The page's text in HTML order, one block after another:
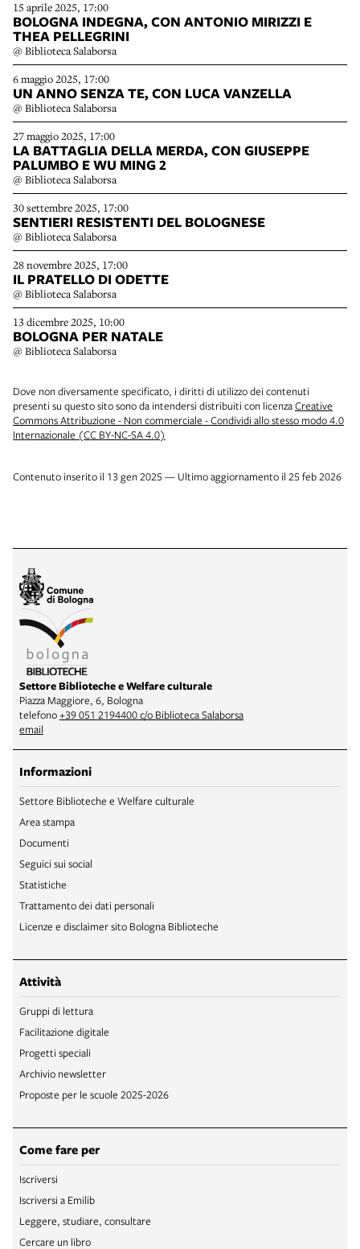
15 aprile 2025, 17:00
BOLOGNA INDEGNA, CON ANTONIO MIRIZZI E
THEA PELLEGRINI
@ Biblioteca Salaborsa
6 maggio 2025, 17:00
UN ANNO SENZA TE, CON LUCA VANZELLA
@ Biblioteca Salaborsa
27 maggio 2025, 17:00
LA BATTAGLIA DELLA MERDA, CON GIUSEPPE
PALUMBO E WU MING 2
@ Biblioteca Salaborsa
30 settembre 2025, 17:00
SENTIERI RESISTENTI DEL BOLOGNESE
@ Biblioteca Salaborsa
28 novembre 2025, 17:00
IL PRATELLO DI ODETTE
@ Biblioteca Salaborsa
13 dicembre 2025, 10:00
BOLOGNA PER NATALE
@ Biblioteca Salaborsa
Dove non diversamente specificato, i diritti di utilizzo dei contenuti
presenti su questo sito sono da intendersi distribuiti con licenzaCreative
Commons Attribuzione - Non commerciale - Condividi allo stesso modo 4.0
Internazionale (CC BY-NC-SA 4.0)
Contenuto inserito il 13 gen 2025 — Ultimo aggiornamento il 25 feb 2026
Settore Biblioteche e Welfare culturale
Piazza Maggiore, 6, Bologna
telefono+39 051 2194400 c/o Biblioteca Salaborsa
email
Informazioni
Settore Biblioteche e Welfare culturale
Area stampa
Documenti
Seguici sui social
Statistiche
Trattamento dei dati personali
Licenze e disclaimer sito Bologna Biblioteche
Attività
Gruppi di lettura
Facilitazione digitale
Progetti speciali
Archivio newsletter
Proposte per le scuole 2025-2026
Come fare per
Iscriversi
Iscriversi a Emilib
Leggere, studiare, consultare
Cercare un libro